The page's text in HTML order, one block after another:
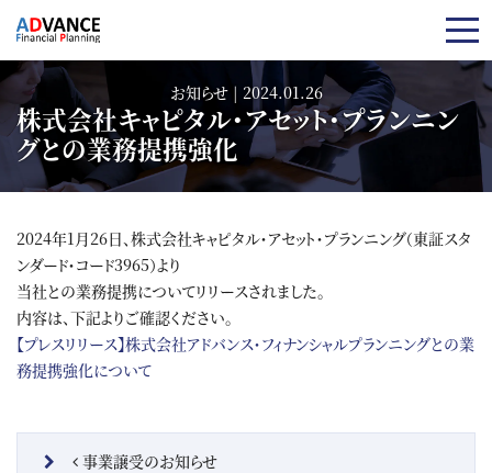
コンテンツへスキップ
お知らせ | 2024.01.26
株式会社キャピタル・アセット・プランニン
グとの業務提携強化
2024年1月26日、株式会社キャピタル・アセット・プランニング（東証スタ
ンダード・コード3965）より
当社との業務提携についてリリースされました。
内容は、下記よりご確認ください。
【プレスリリース】株式会社アドバンス・フィナンシャルプランニングとの業
務提携強化について
投稿ナビゲーション
事業譲受のお知らせ